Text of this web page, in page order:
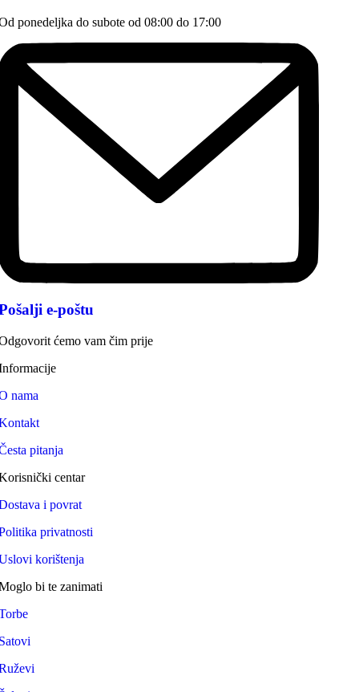
ponedeljka do subote od 08:00 do 17:00
e-poštu
ćemo vam čim prije
nama
pitanja
centar
i povrat
privatnosti
korištenja
bi te zanimati